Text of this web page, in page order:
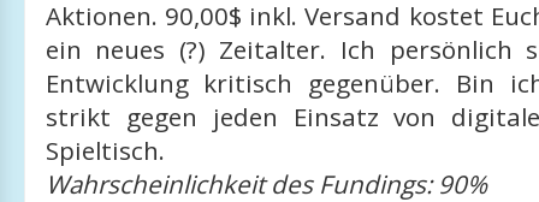
Aktionen. 90,00$ inkl. Versand kostet
ein neues (?) Zeitalter. Ich persönlich
Entwicklung kritisch gegenüber. Bin
strikt gegen jeden Einsatz von
Spieltisch.
Wahrscheinlichkeit des Fundings: 90%